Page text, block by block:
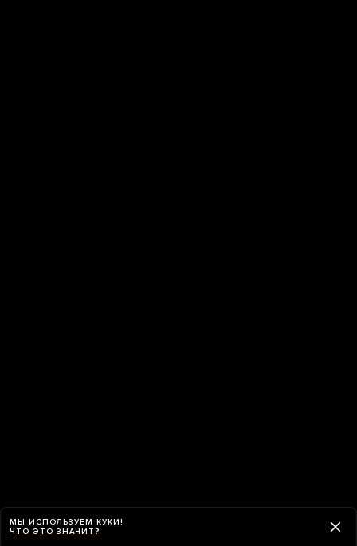
МЫ ИСПОЛЬЗУЕМ КУКИ!
ЧТО ЭТО ЗНАЧИТ?